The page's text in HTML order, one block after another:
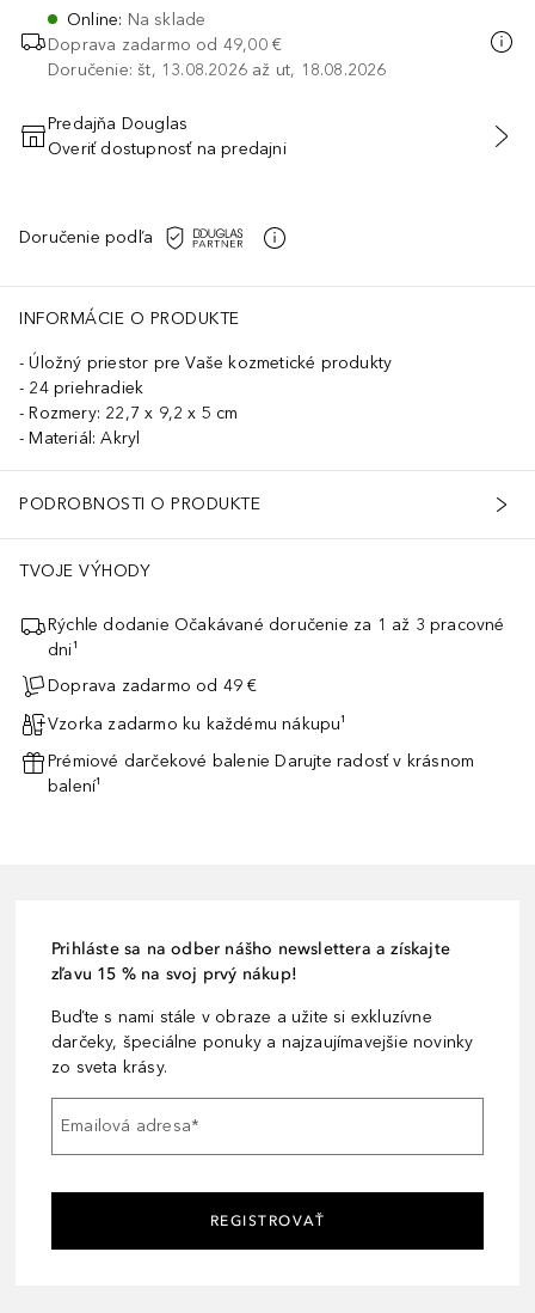
Online: Na sklade
Doprava zadarmo od 49,00 €
Doručenie: št, 13.08.2026 až ut, 18.08.2026
PRIDAŤ DO KOŠÍKA
Predajňa Douglas
Overiť dostupnosť na predajni
Doručenie podľa
INFORMÁCIE O PRODUKTE
Úložný priestor pre Vaše kozmetické produkty
24 priehradiek
Rozmery: 22,7 x 9,2 x 5 cm
Materiál: Akryl
PODROBNOSTI O PRODUKTE
TVOJE VÝHODY
Rýchle dodanie Očakávané doručenie za 1 až 3 pracovné
dni¹
Doprava zadarmo od 49 €
Vzorka zadarmo ku každému nákupu¹
Prémiové darčekové balenie Darujte radosť v krásnom
balení¹
Prihláste sa na odber nášho newslettera a získajte
zľavu 15 % na svoj prvý nákup!
Buďte s nami stále v obraze a užite si exkluzívne
darčeky, špeciálne ponuky a najzaujímavejšie novinky
zo sveta krásy.
Emailová adresa*
REGISTROVAŤ